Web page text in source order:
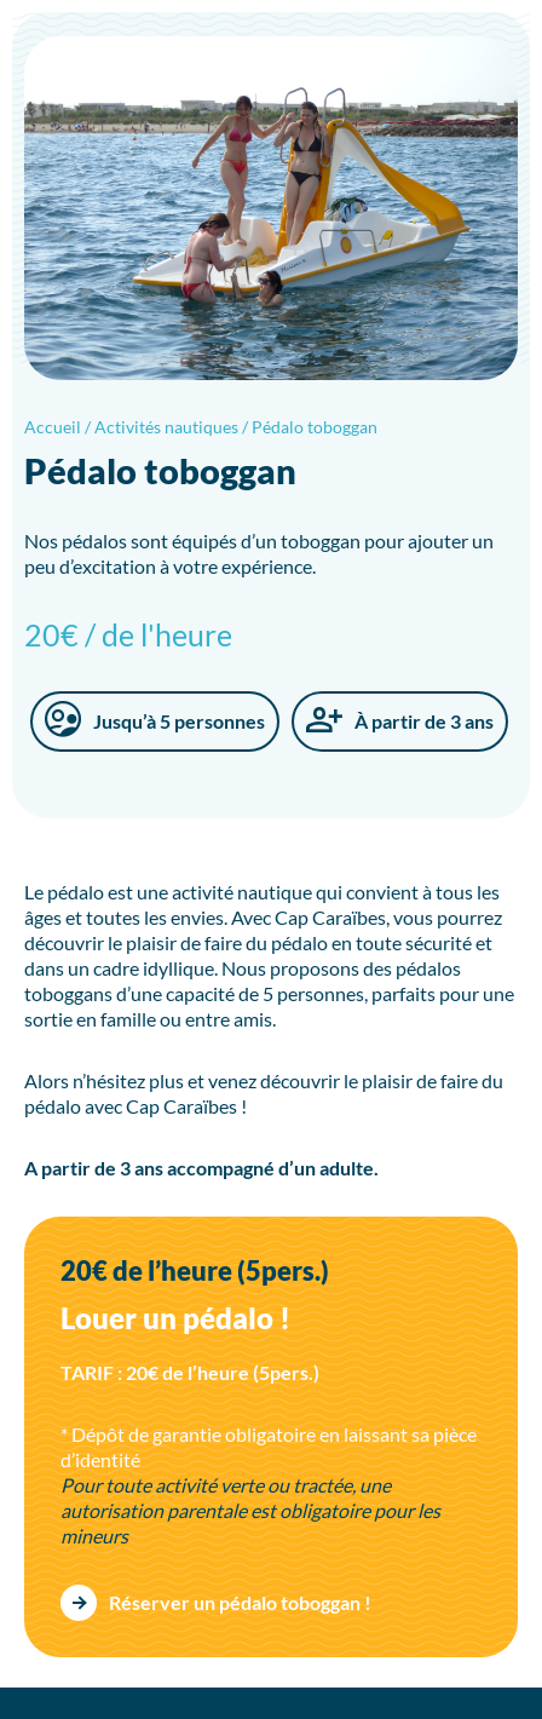
Accueil /Activités nautiques/ Pédalo toboggan
Pédalo toboggan
Nos pédalos sont équipés d’un toboggan pour ajouter un
peu d’excitation à votre expérience.
20€ / de l'heure
Jusqu’à 5 personnes À partir de 3 ans
Le pédalo est une activité nautique qui convient à tous les
âges et toutes les envies. Avec Cap Caraïbes, vous pourrez
découvrir le plaisir de faire du pédalo en toute sécurité et
dans un cadre idyllique. Nous proposons des pédalos
toboggans d’une capacité de 5 personnes, parfaits pour une
sortie en famille ou entre amis.
Alors n’hésitez plus et venez découvrir le plaisir de faire du
pédalo avec Cap Caraïbes !
A partir de 3 ans accompagné d’un adulte.
20€ de l’heure (5pers.)
Louer un pédalo !
TARIF : 20€ de l’heure (5pers.)
* Dépôt de garantie obligatoire en laissant sa pièce
d’identité
Pour toute activité verte ou tractée, une
autorisation parentale est obligatoire pour les
mineurs
Réserver un pédalo toboggan !